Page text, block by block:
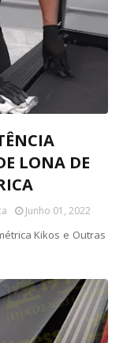
LONA DE
Junho 01, 2022
Kikos e Outras